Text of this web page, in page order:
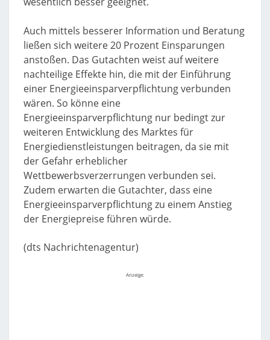
Auch mittels besserer Information und Beratung
ließen sich weitere 20 Prozent Einsparungen
anstoßen. Das Gutachten weist auf weitere
nachteilige Effekte hin, die mit der Einführung
einer Energieeinsparverpflichtung verbunden
wären. So könne eine
Energieeinsparverpflichtung nur bedingt zur
weiteren Entwicklung des Marktes für
Energiedienstleistungen beitragen, da sie mit
der Gefahr erheblicher
Wettbewerbsverzerrungen verbunden sei.
Zudem erwarten die Gutachter, dass eine
Energieeinsparverpflichtung zu einem Anstieg
der Energiepreise führen würde.
(dts Nachrichtenagentur)
Anzeige: